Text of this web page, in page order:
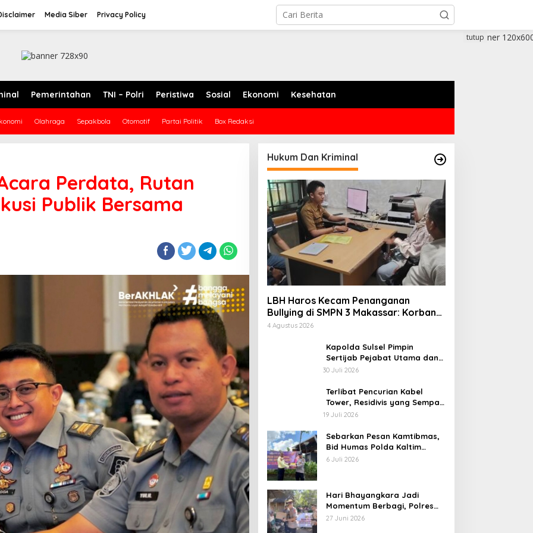
Media Siber Privacy Policy
Pemerintahan TNI – Polri Peristiwa Sosial Ekonomi Kesehatan
Olahraga Sepakbola Otomotif Partai Politik Box Redaksi
tutup
Perdata, Rutan
Publik Bersama
Hukum Dan Kriminal
LBH Haros Kecam Penanganan
Bullying di SMPN 3 Makassar: Korban
Justru Dipaksa Pindah
4 Agustus 2026
Kapolda Sulsel Pimpin
Sertijab Pejabat Utama dan
Kapolres Jajaran Serta
Kapolresta Gowa
30 Juli 2026
Terlibat Pencurian Kabel
Tower, Residivis yang Sempat
Kabur Berhasil Ditangkap Tim
19 Juli 2026
Sebarkan Pesan Kamtibmas,
Bid Humas Polda Kaltim
Intensifkan Pemasangan
6 Juli 2026
Hari Bhayangkara Jadi
Momentum Berbagi, Polres
Gowa Datangi Warga yang
27 Juni 2026